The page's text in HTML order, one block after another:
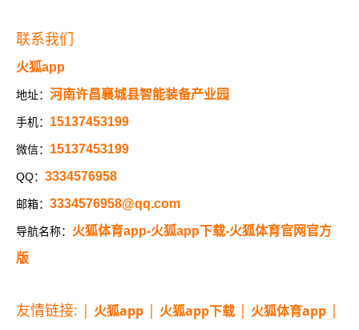
联系我们
火狐app
地址： 河南许昌襄城县智能装备产业园
手机： 15137453199
微信： 15137453199
QQ： 3334576958
邮箱： 3334576958@qq.com
导航名称： 火狐体育app-火狐app下载-火狐体育官网官方
版
友情链接: | 火狐app | 火狐app下载 | 火狐体育app |